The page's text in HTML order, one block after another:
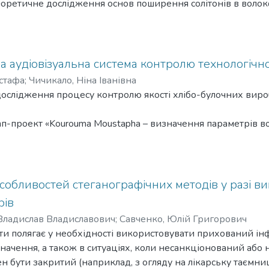
дослідження основ поширення солітонів в
проблем, що обмежують можливість побудови
спричиненого ефектом Гордона – Хауса, та його
управлінням для різних конфігурацій
створення програмної моделі 10 Гбіт/с солітонних
дві дисперсійні карти з типовим значенням періоду, що
– 8000 км, оцінка впливу джитера Гордона – Хауса
показників посткомпенсації дисперсії для
аудіовізуальна система контролю
; Чичикало, Ніна Іванівна
процесу контролю якості хлібо-булочних
проект «Kourouma Moustapha – визначення параметрів
вивчення основних визначень і основних
регулювання, сигналізації; схем автоматизації
процесами. При викладі предмета необхідно
при вивченні предметів: «Вимірювальна техніка»,
послідовним і вироблятися на основі останніх
стеганографічних методів у разі
Владиславович; Савченко, Юлій Григорович
полягає у необхідності використовувати прихований
а також в ситуаціях, коли несанкціонований
бути закритий (наприклад, з огляду на лікарську